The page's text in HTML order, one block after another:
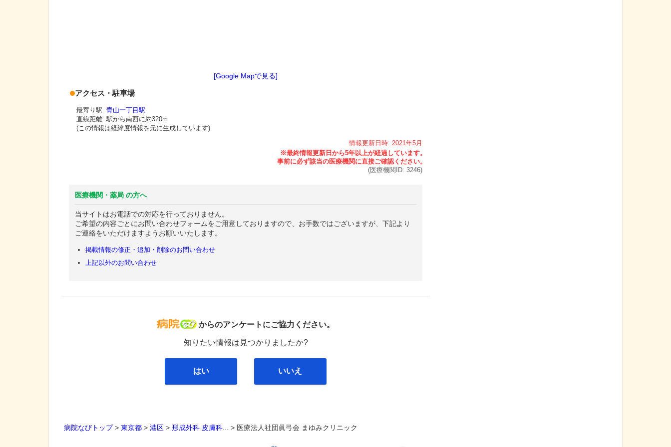
[Google Mapで見る]
アクセス・駐車場
最寄り駅: 青山一丁目駅
直線距離: 駅から南西に約320m
(この情報は経緯度情報を元に生成しています)
情報更新日時: 2021年5月
(医療機関ID: 3246)
医療機関・薬局 の方へ
当サイトはお電話での対応を行っておりません。
ご希望の内容ごとにお問い合わせフォームをご用意しておりますので、お手数ではございますが、下記より
ご連絡をいただけますようお願いいたします。
掲載情報の修正・追加・削除のお問い合わせ
上記以外のお問い合わせ
病院なび
からのアンケートにご協力ください。
知りたい情報は見つかりましたか?
はい いいえ
病院なびトップ> 東京都 > 港区 > 形成外科 皮膚科 ... > 医療法人社団眞弓会 まゆみクリニック